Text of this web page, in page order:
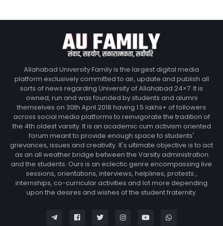
Allahabad University Family is the largest digital media
platform exclusively committed to air, update and publish all
sorts of news regarding University of Allahabad 24×7. It is
owned, run and was founded by students and alumni
themselves on 30th April 2018 having 1.5 lakhs+ of followers
across social media platforms to reinvigorate the tradition of
the 4th oldest varsity. It is an academic cum activism oriented
forum meant to provide enough space to students'
grievances, issues and creativity. It's ultimate objective is to act
as an all weather bridge between the Varsity administration
and the students. Ours is an eclectic genre encompassing live
sessions, orientations, interviews, helplines, protests ,
internships, co-curricular activities and lot more depending
upon the desires and wishes of the student fraternity.